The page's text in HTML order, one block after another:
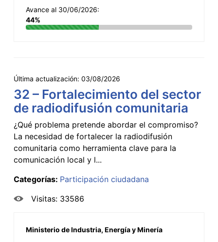
Avance al 30/06/2026:
44%
Última actualización: 03/08/2026
32 – Fortalecimiento del sector
de radiodifusión comunitaria
¿Qué problema pretende abordar el compromiso?
La necesidad de fortalecer la radiodifusión
comunitaria como herramienta clave para la
comunicación local y l...
Categorías: Participación ciudadana
Visitas: 33586
Ministerio de Industria, Energía y Minería